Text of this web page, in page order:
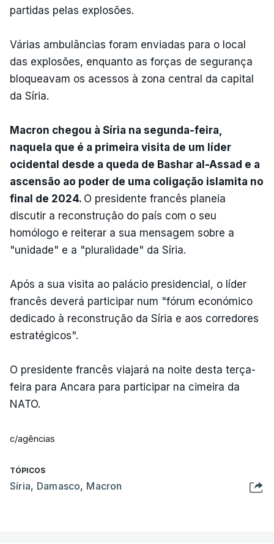
partidas pelas explosões.
Várias ambulâncias foram enviadas para o local
das explosões, enquanto as forças de segurança
bloqueavam os acessos à zona central da capital
da Síria.
Macron chegou à Síria na segunda-feira,
naquela que é a primeira visita de um líder
ocidental desde a queda de Bashar al-Assad e a
ascensão ao poder de uma coligação islamita no
final de 2024. O presidente francês planeia
discutir a reconstrução do país com o seu
homólogo e reiterar a sua mensagem sobre a
"unidade" e a "pluralidade" da Síria.
Após a sua visita ao palácio presidencial, o líder
francês deverá participar num "fórum económico
dedicado à reconstrução da Síria e aos corredores
estratégicos".
O presidente francês viajará na noite desta terça-
feira para Ancara para participar na cimeira da
NATO.
c/agências
TÓPICOS
Síria, Damasco, Macron